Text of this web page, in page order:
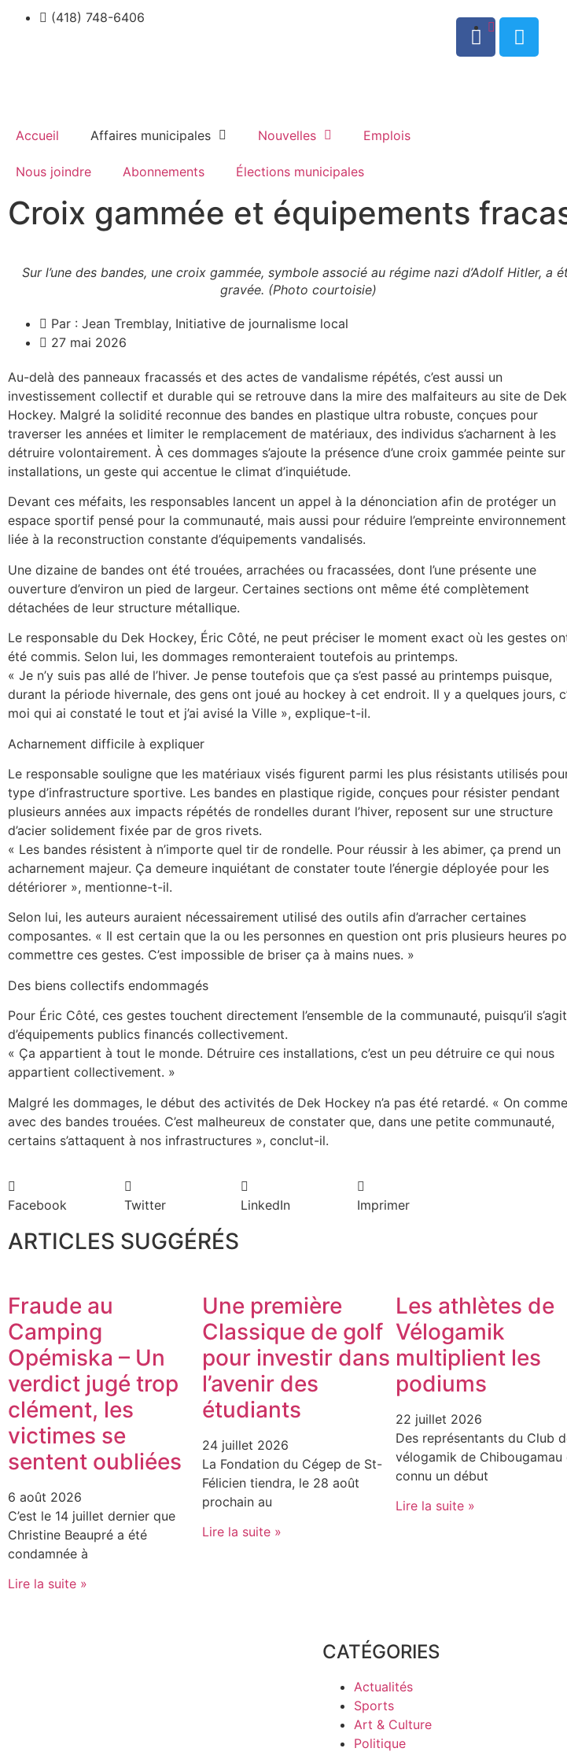
(418) 748-6406
0
Accueil Affaires municipales Nouvelles Emplois
Nous joindre Abonnements Élections municipales
Croix gammée et équipements
Sur l’une des bandes, une croix gammée, symbole associé au régime nazi d’Adolf Hitler, a
gravée. (Photo courtoisie)
Par : Jean Tremblay, Initiative de journalisme local
27 mai 2026
Au-delà des panneaux fracassés et des actes de vandalisme répétés, c’est aussi un
investissement collectif et durable qui se retrouve dans la mire des malfaiteurs au site de Dek
Hockey. Malgré la solidité reconnue des bandes en plastique ultra robuste, conçues pour
traverser les années et limiter le remplacement de matériaux, des individus s’acharnent à les
détruire volontairement. À ces dommages s’ajoute la présence d’une croix gammée peinte
installations, un geste qui accentue le climat d’inquiétude.
Devant ces méfaits, les responsables lancent un appel à la dénonciation afin de protéger un
espace sportif pensé pour la communauté, mais aussi pour réduire l’empreinte
liée à la reconstruction constante d’équipements vandalisés.
Une dizaine de bandes ont été trouées, arrachées ou fracassées, dont l’une présente une
ouverture d’environ un pied de largeur. Certaines sections ont même été complètement
détachées de leur structure métallique.
Le responsable du Dek Hockey, Éric Côté, ne peut préciser le moment exact où les gestes
été commis. Selon lui, les dommages remonteraient toutefois au printemps.
« Je n’y suis pas allé de l’hiver. Je pense toutefois que ça s’est passé au printemps puisque,
durant la période hivernale, des gens ont joué au hockey à cet endroit. Il y a quelques jours,
moi qui ai constaté le tout et j’ai avisé la Ville », explique-t-il.
Acharnement difficile à expliquer
Le responsable souligne que les matériaux visés figurent parmi les plus résistants utilisés
type d’infrastructure sportive. Les bandes en plastique rigide, conçues pour résister pendant
plusieurs années aux impacts répétés de rondelles durant l’hiver, reposent sur une structure
d’acier solidement fixée par de gros rivets.
« Les bandes résistent à n’importe quel tir de rondelle. Pour réussir à les abimer, ça prend un
acharnement majeur. Ça demeure inquiétant de constater toute l’énergie déployée pour les
détériorer », mentionne-t-il.
Selon lui, les auteurs auraient nécessairement utilisé des outils afin d’arracher certaines
composantes. « Il est certain que la ou les personnes en question ont pris plusieurs heures
commettre ces gestes. C’est impossible de briser ça à mains nues. »
Des biens collectifs endommagés
Pour Éric Côté, ces gestes touchent directement l’ensemble de la communauté, puisqu’il s’agit
d’équipements publics financés collectivement.
« Ça appartient à tout le monde. Détruire ces installations, c’est un peu détruire ce qui nous
appartient collectivement. »
Malgré les dommages, le début des activités de Dek Hockey n’a pas été retardé. « On
avec des bandes trouées. C’est malheureux de constater que, dans une petite communauté,
certains s’attaquent à nos infrastructures », conclut-il.
Facebook Twitter LinkedIn Imprimer
ARTICLES SUGGÉRÉS
Fraude au
Camping
Opémiska – Un
verdict jugé trop
clément, les
victimes se
sentent oubliées
6 août 2026
C’est le 14 juillet dernier que
Christine Beaupré a été
condamnée à
Lire la suite »
Une première
Classique de golf
pour investir dans
l’avenir des
étudiants
24 juillet 2026
La Fondation du Cégep de St-
Félicien tiendra, le 28 août
prochain au
Lire la suite »
Les athlètes de
Vélogamik
multiplient les
podiums
22 juillet 2026
Des représentants du Club
vélogamik de Chibougamau
connu un début
Lire la suite »
CATÉGORIES
Actualités
Sports
Art & Culture
Politique